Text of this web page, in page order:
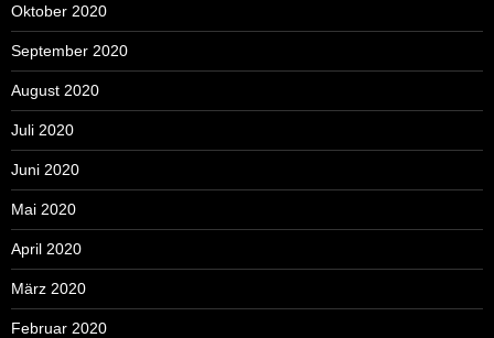
Oktober 2020
September 2020
August 2020
Juli 2020
Juni 2020
Mai 2020
April 2020
März 2020
Februar 2020